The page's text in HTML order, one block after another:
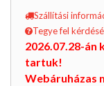
Szállítási
Tegye fel
2026.07.28-án
tartuk!
Webáruházas